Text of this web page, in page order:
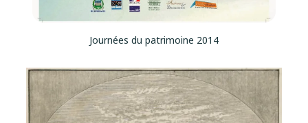
Journées du patrimoine 2014